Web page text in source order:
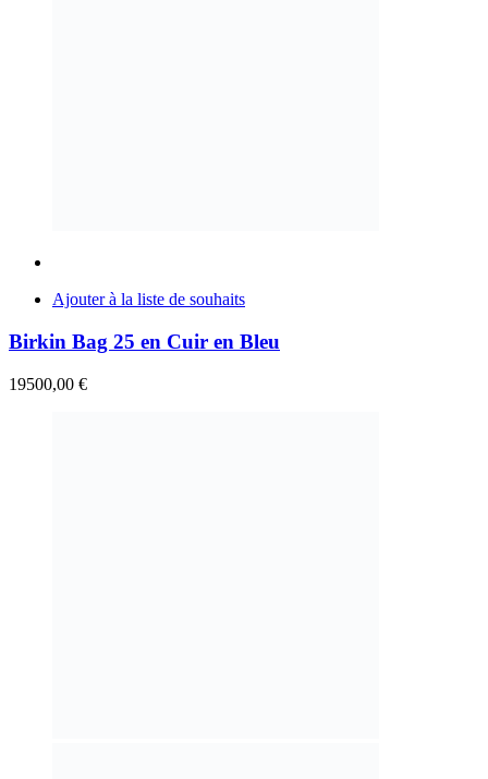
Ajouter à la liste de souhaits
Birkin Bag 25 en Cuir en Bleu
19500,00 €